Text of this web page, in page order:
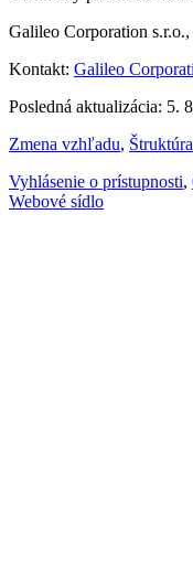
Galileo Corporation
Kontakt: Galileo
Posledná aktualizácia: 5.
Zmena vzhľadu,
Vyhlásenie o prístupnosti,
Webové sídlo